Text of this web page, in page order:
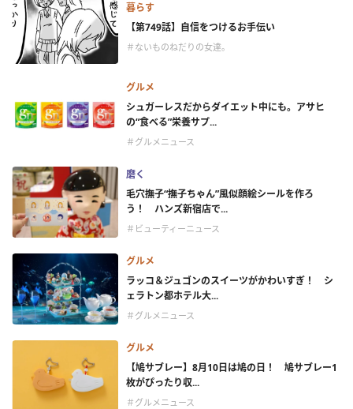
暮らす
【第749話】自信をつけるお手伝い
＃ないものねだりの女達。
グルメ
シュガーレスだからダイエット中にも。アサヒ
の“食べる”栄養サプ...
＃グルメニュース
磨く
毛穴撫子“撫子ちゃん”風似顔絵シールを作ろ
う！ ハンズ新宿店で...
＃ビューティーニュース
グルメ
ラッコ＆ジュゴンのスイーツがかわいすぎ！ シ
ェラトン都ホテル大...
＃グルメニュース
グルメ
【鳩サブレー】8月10日は鳩の日！ 鳩サブレー1
枚がぴったり収...
＃グルメニュース